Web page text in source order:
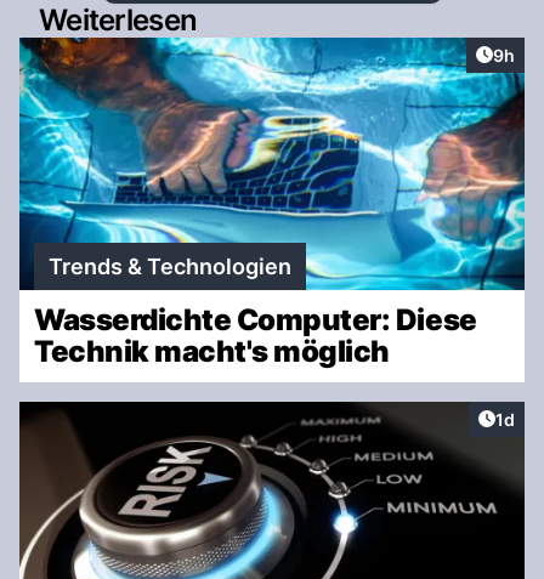
Weiterlesen
9h
Trends & Technologien
Wasserdichte Computer: Diese
Technik macht's möglich
1d